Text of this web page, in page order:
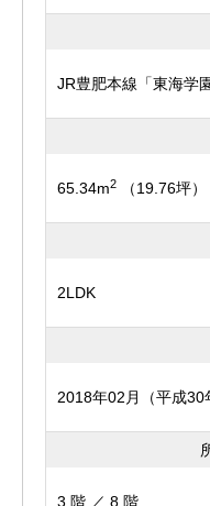
でに成約、商談が入っ
気になる物件がござい
※掲載内容と現況に相
や、将来車を手放した
＾
まずはお気軽にお問い
※民泊禁止
物件は最新の情報を記
JR豊肥本線「東海
65.34m2 （19.76坪）
2LDK
2018年02月（平成30
3 階 ／ 8 階